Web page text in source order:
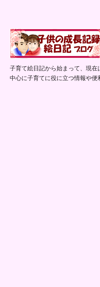
子育て絵日記から始まって、現
中心に子育てに役に立つ情報や便